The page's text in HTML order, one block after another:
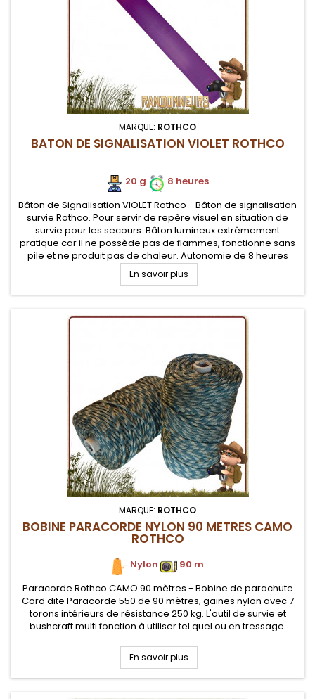
MARQUE: ROTHCO
BATON DE SIGNALISATION VIOLET ROTHCO
20 g
8 heures
Bâton de Signalisation VIOLET Rothco - Bâton de signalisation
survie Rothco. Pour servir de repère visuel en situation de
survie pour les secours. Bâton lumineux extrêmement
pratique car il ne possède pas de flammes, fonctionne sans
pile et ne produit pas de chaleur. Autonomie de 8 heures
En savoir plus
MARQUE: ROTHCO
BOBINE PARACORDE NYLON 90 METRES CAMO
ROTHCO
Nylon
90 m
Paracorde Rothco CAMO 90 mètres - Bobine de parachute
Cord dite Paracorde 550 de 90 mètres, gaines nylon avec 7
torons intérieurs de résistance 250 kg. L'outil de survie et
bushcraft multi fonction à utiliser tel quel ou en tressage.
En savoir plus